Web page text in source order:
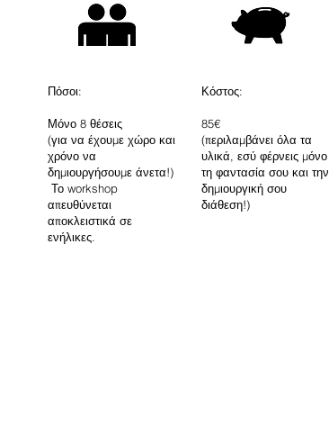
Πόσοι:
Μόνο 8 θέσεις
(για να έχουμε χώρο και
χρόνο να
δημιουργήσουμε άνετα!)
Το workshop
απευθύνεται
αποκλειστικά σε
ενήλικες.
Κόστος:
85€
(περιλαμβάνει όλα τα
υλικά, εσύ φέρνεις μόνο
τη φαντασία σου και την
δημιουργική σου
διάθεση!)